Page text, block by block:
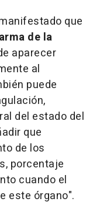
que
de la
aparecer
al
puede
del estado del
que
de los
porcentaje
cuando el
este órgano".